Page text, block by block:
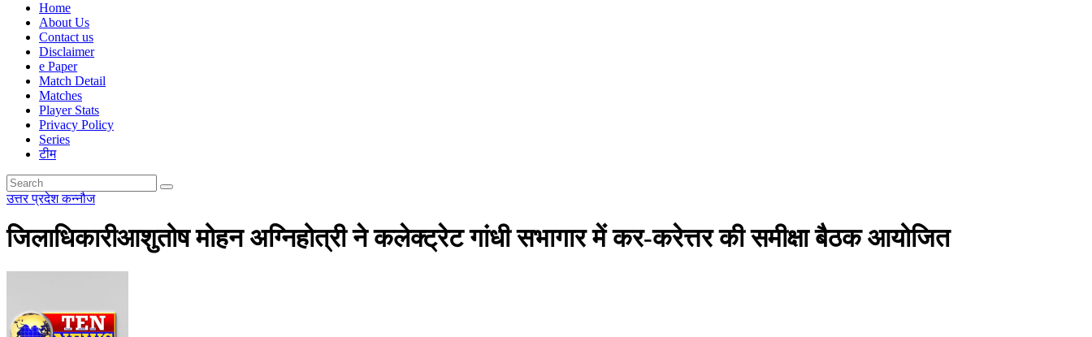
Home
About Us
Contact us
Disclaimer
e Paper
Match Detail
Matches
Player Stats
Privacy Policy
Series
टीम
उत्तर प्रदेशकन्नौज
जिलाधिकारीआशुतोष मोहन अग्निहोत्री ने कलेक्ट्रेट गांधी सभागार में कर-करेत्तर की समीक्षा बैठक आयोजित